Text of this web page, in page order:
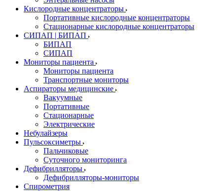
Кислородные концентраторы
Портативные кислородные концентраторы
Стационарные кислородные концентраторы
СИПАП | БИПАП
БИПАП
СИПАП
Мониторы пациента
Мониторы пациента
Транспортные мониторы
Аспираторы медицинские
Вакуумные
Портативные
Стационарные
Электрические
Небулайзеры
Пульсоксиметры
Пальчиковые
Суточного мониторинга
Дефибрилляторы
Дефибрилляторы-мониторы
Спирометрия